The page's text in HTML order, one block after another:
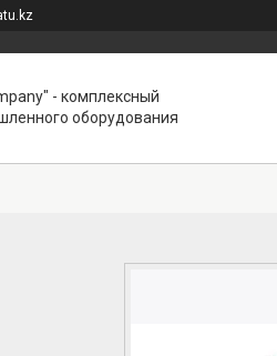
- комплексный
оборудования